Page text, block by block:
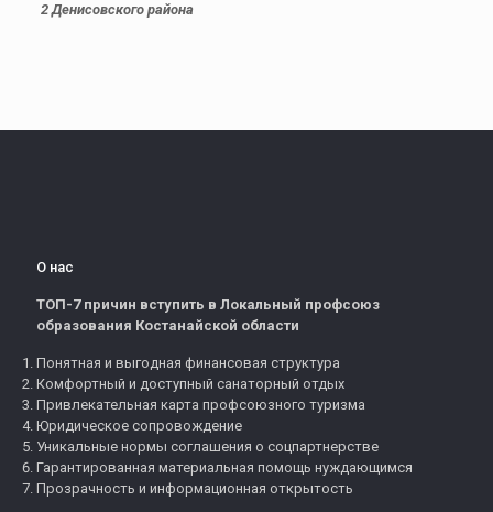
2 Денисовского района
О нас
ТОП-7 причин вступить в Локальный профсоюз
образования Костанайской области
Понятная и выгодная финансовая структура
Комфортный и доступный санаторный отдых
Привлекательная карта профсоюзного туризма
Юридическое сопровождение
Уникальные нормы соглашения о соцпартнерстве
Гарантированная материальная помощь нуждающимся
Прозрачность и информационная открытость